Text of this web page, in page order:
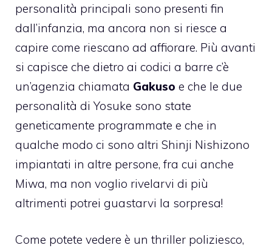
personalità principali sono presenti fin
dall’infanzia, ma ancora non si riesce a
capire come riescano ad affiorare. Più avanti
si capisce che dietro ai codici a barre c’è
un’agenzia chiamata Gakuso e che le due
personalità di Yosuke sono state
geneticamente programmate e che in
qualche modo ci sono altri Shinji Nishizono
impiantati in altre persone, fra cui anche
Miwa, ma non voglio rivelarvi di più
altrimenti potrei guastarvi la sorpresa!
Come potete vedere è un thriller poliziesco,